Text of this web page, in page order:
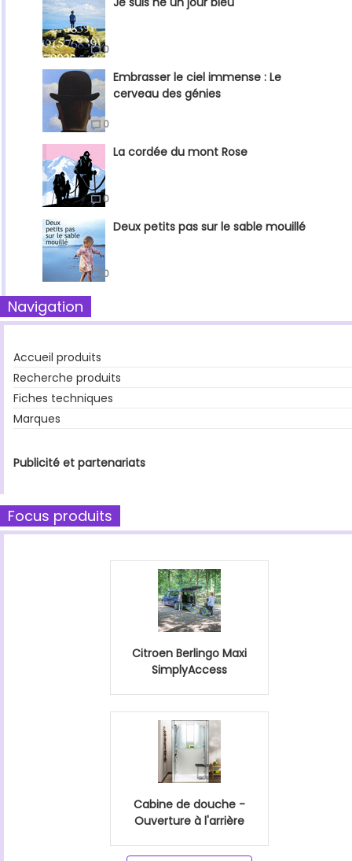
0
Embrasser le ciel immense : Le
cerveau des génies
0
La cordée du mont Rose
0
Deux petits pas sur le sable mouillé
0
Navigation
Accueil produits
Recherche produits
Fiches techniques
Marques
Publicité et partenariats
Focus produits
Citroen Berlingo Maxi
SimplyAccess
Cabine de douche -
Ouverture à l'arrière